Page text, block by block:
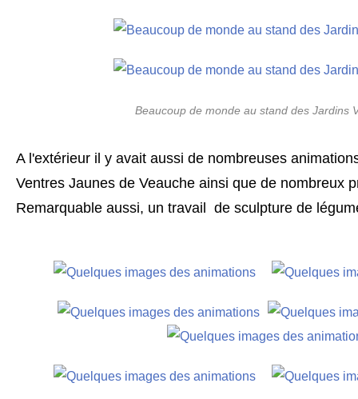
Beaucoup de monde au stand des Jardins
A l'extérieur il y avait aussi de nombreuses
Ventres Jaunes de Veauche ainsi que de nombreux
Remarquable aussi, un travail de sculpture de